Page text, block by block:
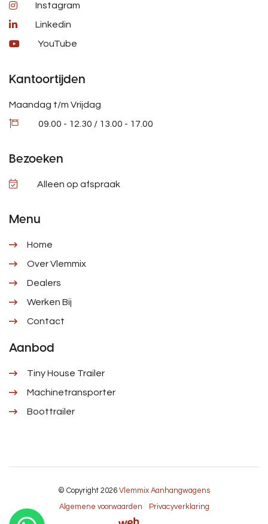
Instagram
Linkedin
YouTube
Kantoortijden
Maandag t/m Vrijdag
09.00 - 12.30 / 13.00 - 17.00
Bezoeken
Alleen op afspraak
Menu
Home
Over Vlemmix
Dealers
Werken Bij
Contact
Aanbod
Tiny House Trailer
Machinetransporter
Boottrailer
© Copyright 2026 Vlemmix Aanhangwagens
Algemene voorwaarden Privacyverklaring